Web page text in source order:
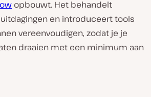
opbouwt. Het behandelt
en introduceert tools
vereenvoudigen, zodat je je
draaien met een minimum aan